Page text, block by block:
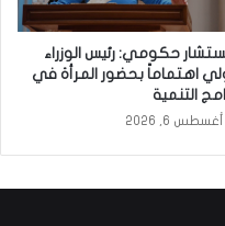
حكومي: رئيس الوزراء
اهتماماً بحضور المرأة في
التنمية
أغسطس 6, 2026